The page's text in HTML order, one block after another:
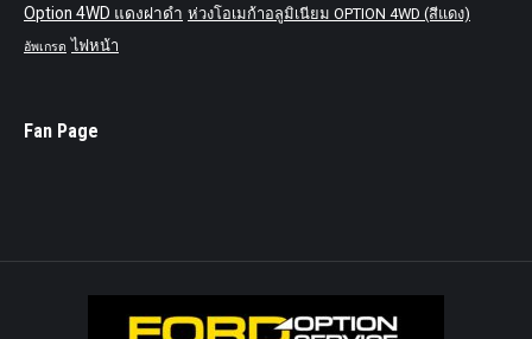
Option 4WD แดงฝาดำ ห่วงโอเมก้าอลูมิเนียม OPTION 4WD (สีแดง)
อัพเกรด ไฟหน้า
Fan Page